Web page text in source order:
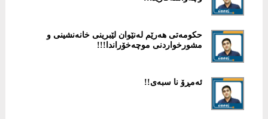
حكومەتی هەرێم لەنێوان لێبرینی خانەنشینی و
مشورخواردنی موچەخۆراندا!!!
ئەمڕۆ نا سبەی!!